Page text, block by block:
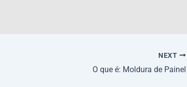
NEXT
O que é: Moldura de Painel